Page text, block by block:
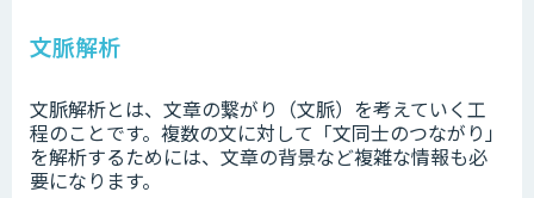
文脈解析
文脈解析とは、文章の繋がり（文脈）を考えていく工
程のことです。複数の文に対して「文同士のつながり」
を解析するためには、文章の背景など複雑な情報も必
要になります。